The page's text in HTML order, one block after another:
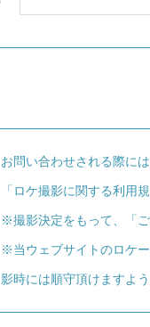
お問い合わせされる際に
「ロケ撮影に関する利用
※撮影決定をもって、「
※当ウェブサイトのロケ
影時には順守頂けますよ